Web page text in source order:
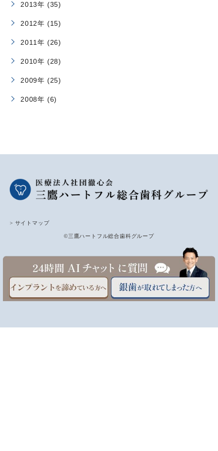
2013年 (35)
2012年 (15)
2011年 (26)
2010年 (28)
2009年 (25)
2008年 (6)
> サイトマップ
©三鷹ハートフル総合歯科グループ